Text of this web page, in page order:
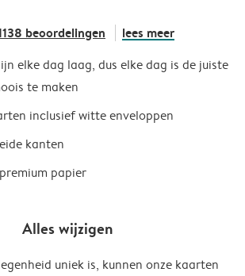
beoordelingen lees meer
elke dag laag, dus elke dag is de juiste
te maken
inclusief witte enveloppen
kanten
papier
Alles wijzigen
uniek is, kunnen onze kaarten